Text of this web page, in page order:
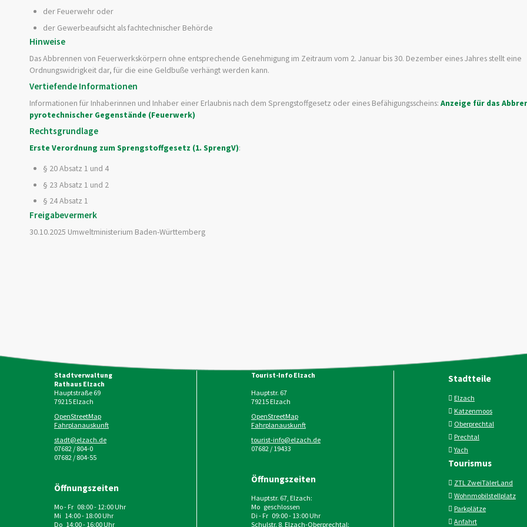
der Feuerwehr oder
der Gewerbeaufsicht als fachtechnischer Behörde
Hinweise
Das Abbrennen von Feuerwerkskörpern ohne entsprechende Genehmigung im Zeitraum vom 2. Januar bis 30. Dezember eines Jahres stellt eine
Ordnungswidrigkeit dar, für die eine Geldbuße verhängt werden kann.
Vertiefende Informationen
Informationen für Inhaberinnen und Inhaber einer Erlaubnis nach dem Sprengstoffgesetz oder eines Befähigungsscheins: Anzeige für das
pyrotechnischer Gegenstände (Feuerwerk)
Rechtsgrundlage
Erste Verordnung zum Sprengstoffgesetz (1. SprengV):
§ 20 Absatz 1 und 4
§ 23 Absatz 1 und 2
§ 24 Absatz 1
Freigabevermerk
30.10.2025 Umweltministerium Baden-Württemberg
Stadtverwaltung
Rathaus Elzach
Hauptstraße 69
79215Elzach
OpenStreetMap
Fahrplanauskunft
stadt@elzach.de
07682 / 804-0
07682 / 804-55
Öffnungszeiten
Mo - Fr 08:00 - 12:00 Uhr
Mi 14:00 - 18:00 Uhr
Do 14:00 - 16:00 Uhr
Tourist-Info Elzach
Hauptstr. 67
79215Elzach
OpenStreetMap
Fahrplanauskunft
tourist-info@elzach.de
07682 / 19433
Öffnungszeiten
Hauptstr. 67, Elzach:
Mo geschlossen
Di - Fr 09:00 - 13:00 Uhr
Schulstr. 8, Elzach-Oberprechtal:
Stadtteile
Elzach
Katzenmoos
Oberprechtal
Prechtal
Yach
Tourismus
ZTL ZweiTälerLand
Wohnmobilstellplatz
Parkplätze
Anfahrt